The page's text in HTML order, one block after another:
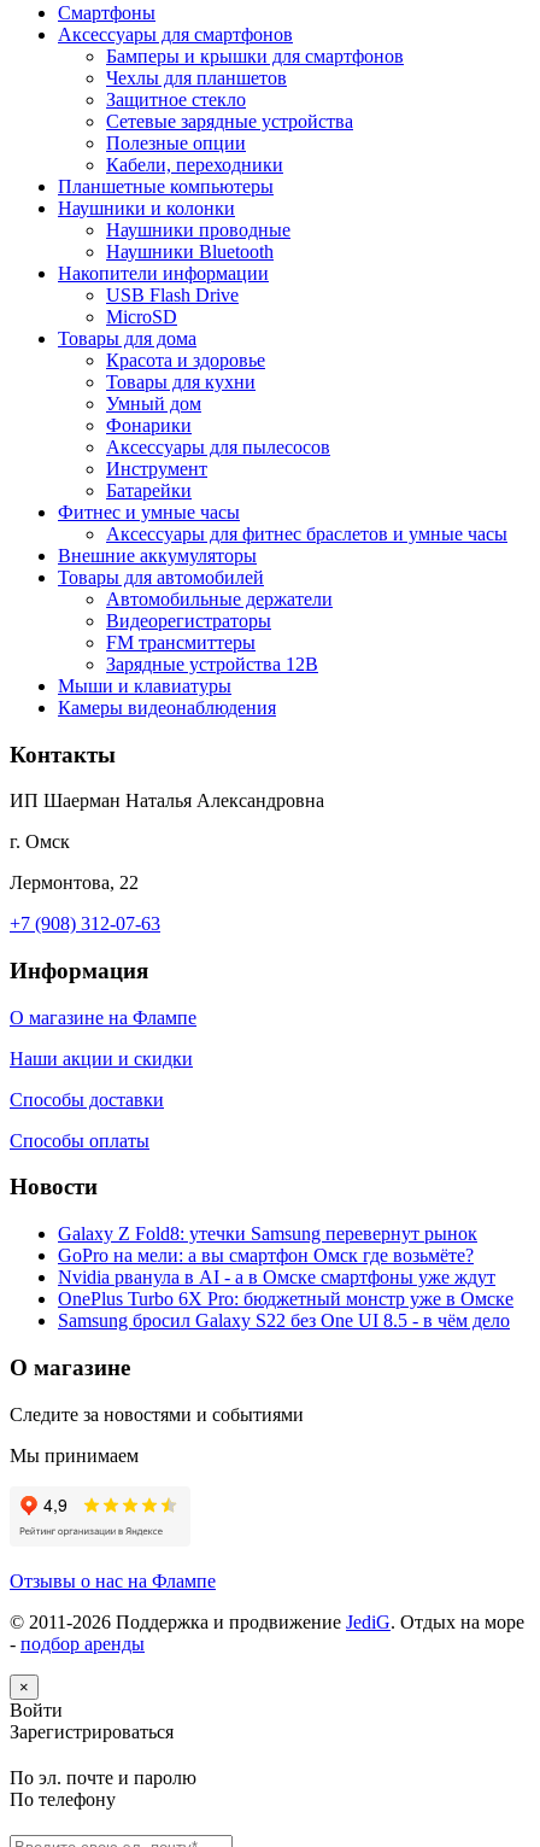
Смартфоны
Аксессуары для смартфонов
Бамперы и крышки для смартфонов
Чехлы для планшетов
Защитное стекло
Сетевые зарядные устройства
Полезные опции
Кабели, переходники
Планшетные компьютеры
Наушники и колонки
Наушники проводные
Наушники Bluetooth
Накопители информации
USB Flash Drive
MicroSD
Товары для дома
Красота и здоровье
Товары для кухни
Умный дом
Фонарики
Аксессуары для пылесосов
Инструмент
Батарейки
Фитнес и умные часы
Аксессуары для фитнес браслетов и умные часы
Внешние аккумуляторы
Товары для автомобилей
Автомобильные держатели
Видеорегистраторы
FM трансмиттеры
Зарядные устройства 12В
Мыши и клавиатуры
Камеры видеонаблюдения
Контакты
ИП Шаерман Наталья Александровна
г. Омск
Лермонтова, 22
+7 (908) 312-07-63
Информация
О магазине на Флампе
Наши акции и скидки
Способы доставки
Способы оплаты
Новости
Galaxy Z Fold8: утечки Samsung перевернут рынок
GoPro на мели: а вы смартфон Омск где возьмёте?
Nvidia рванула в AI - а в Омске смартфоны уже ждут
OnePlus Turbo 6X Pro: бюджетный монстр уже в Омске
Samsung бросил Galaxy S22 без One UI 8.5 - в чём дело
О магазине
Следите за новостями и событиями
Мы принимаем
Отзывы о нас на Флампе
© 2011-2026 Поддержка и продвижение JediG. Отдых на море
- подбор аренды
×
Войти
Зарегистрироваться
По эл. почте и паролю
По телефону